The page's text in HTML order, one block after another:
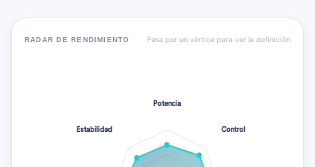
RADAR DE RENDIMIENTO Pasa por un vértice para ver la definición